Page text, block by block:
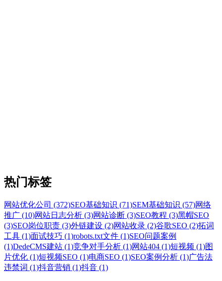
热门标签
网站优化公司 (372)SEO基础知识 (71)SEM基础知识 (57)网络
推广 (10)网站日志分析 (3)网站诊断 (3)SEO教程 (3)黑帽SEO
(3)SEO岗位职责 (3)外链建设 (2)网站收录 (2)谷歌SEO (2)拓词
工具 (1)面试技巧 (1)robots.txt文件 (1)SEO问题案例
(1)DedeCMS建站 (1)竞争对手分析 (1)网站404 (1)短视频 (1)图
片优化 (1)短视频SEO (1)电商SEO (1)SEO案例分析 (1)广告法
违禁词 (1)抖音营销 (1)抖音 (1)